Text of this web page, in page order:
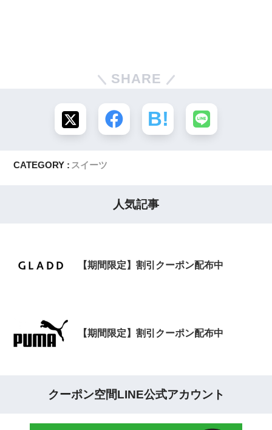
SHARE
CATEGORY : スイーツ
人気記事
【期間限定】割引クーポン配布中
【期間限定】割引クーポン配布中
クーポン空間LINE公式アカウント